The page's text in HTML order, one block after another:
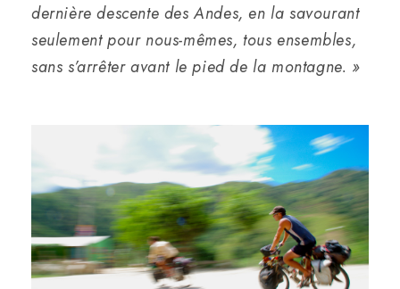
dernière descente des Andes, en la savourant
seulement pour nous-mêmes, tous ensembles,
sans s’arrêter avant le pied de la montagne. »